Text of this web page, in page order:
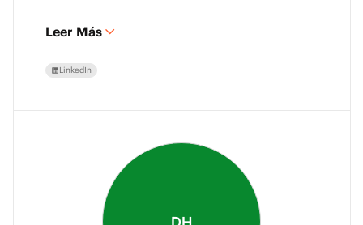
y tiene mucha experiencia en infraestructura de red
Juniper, virtualización, respaldo y recuperación ante
Leer Más
LinkedIn